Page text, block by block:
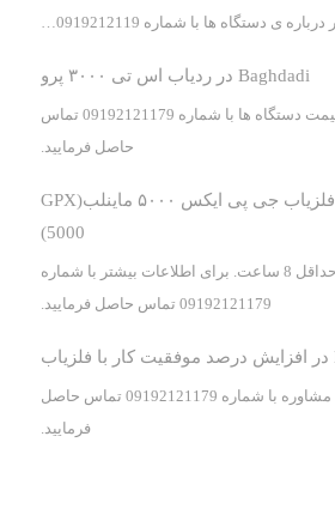
ی دستگاه ها با شماره 0919212119…
Baghdadi درردیاب اس تی ۳۰۰۰ پرو
برای اطلاع از قیمت دستگاه ها با شماره 09192121179 تماس
حاصل فرمایید.
فلزیاب جی پی ایکس ۵۰۰۰ ماینلب(GPX
5000)
سلام حداقل 8 ساعت. برای اطلاعات بیشتر با شماره
09192121179 تماس حاصل فرمایید.
در افزایش درصد موفقیت کار با فلزیاب
سلام بله برای مشاوره با شماره 09192121179 تماس حاصل
فرمایید.